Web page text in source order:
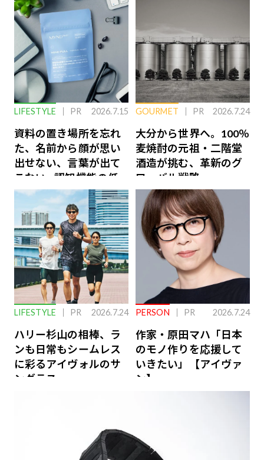
LIFESTYLE PR 2026.7.15
資料の置き場所を忘れ
た、名前から顔が思い
出せない、言葉が出て
こない…認知機能の低
下を救う、脳のインナ
ーケアとは
GOURMET PR 2026.7.24
大分から世界へ。100％
麦焼酎の元祖・二階堂
酒造が挑む、革新のグ
ローバル戦略
LIFESTYLE PR 2026.7.24
ハリー杉山の相棒、ラ
ンも日常もシームレス
に彩るアイヴォルのサ
ングラス
PERSON PR 2026.7.24
作家・原田マハ「日本
のモノ作りを応援して
いきたい」【アイヴァ
ン】